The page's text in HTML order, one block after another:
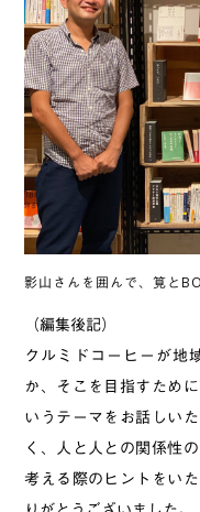
影山さんを囲んで、筧と
（編集後記）
クルミドコーヒーが地
か、そこを目指すため
いうテーマをお話しい
く、人と人との関係性
考える際のヒントをい